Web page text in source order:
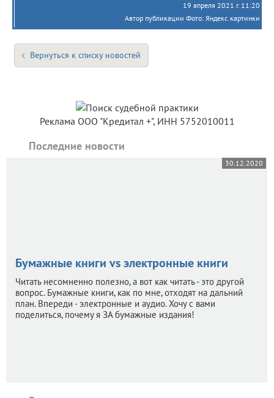
19 апреля 2021 г. 11:20
Автор публикации Фото: Яндекс.картинки
Вернуться к списку новостей
Реклама ООО "Кредитал +", ИНН 5752010011
Последние новости
30.12.2020
Бумажные книги vs электронные книги
Читать несомненно полезно, а вот как читать - это другой
вопрос. Бумажные книги, как по мне, отходят на дальний
план. Впереди - электронные и аудио. Хочу с вами
поделиться, почему я ЗА бумажные издания!